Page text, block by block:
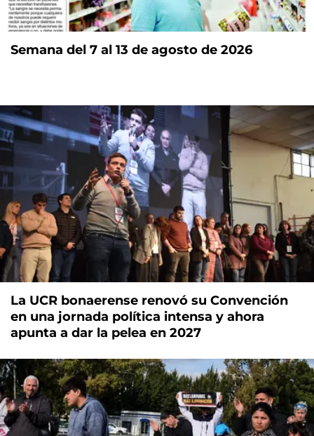
Semana del 7 al 13 de agosto de 2026
La UCR bonaerense renovó su Convención
en una jornada política intensa y ahora
apunta a dar la pelea en 2027